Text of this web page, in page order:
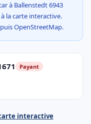
à Ballenstedt 6943
la carte interactive.
OpenStreetMap.
Payant
interactive